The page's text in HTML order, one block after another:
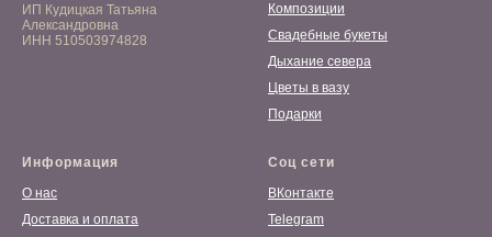
ИП Кудицкая Татьяна
Александровна
ИНН 510503974828
Композиции
Свадебные букеты
Дыхание севера
Цветы в вазу
Подарки
Информация
О нас
Доставка и оплата
Соц сети
ВКонтакте
Telegram